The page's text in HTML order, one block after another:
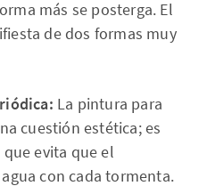
más se posterga. El
de dos formas muy
La pintura para
cuestión estética; es
evita que el
con cada tormenta.